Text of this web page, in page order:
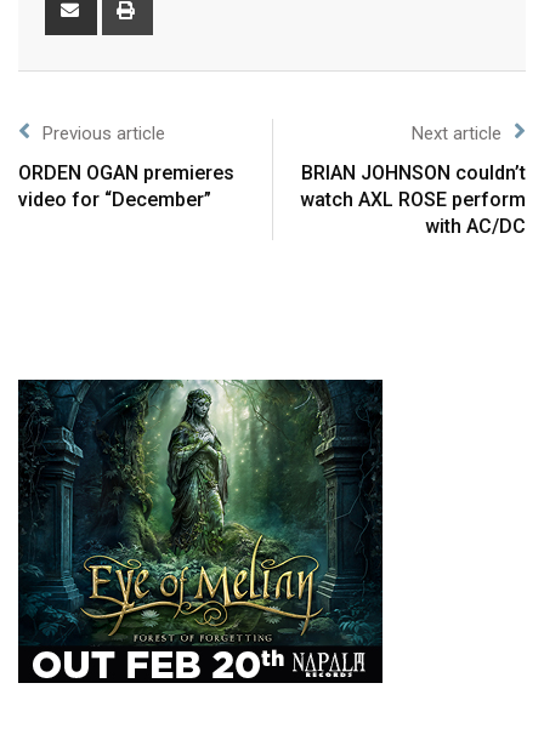
Previous article
ORDEN OGAN premieres
video for “December”
Next article
BRIAN JOHNSON couldn’t
watch AXL ROSE perform
with AC/DC